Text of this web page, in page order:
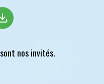
sont nos invités.